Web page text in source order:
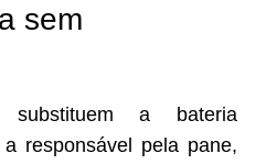
sem
substituem a bateria
responsável pela pane,